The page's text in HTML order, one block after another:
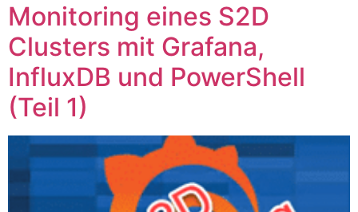
Monitoring eines S2D
Clusters mit Grafana,
InfluxDB und PowerShell
(Teil 1)